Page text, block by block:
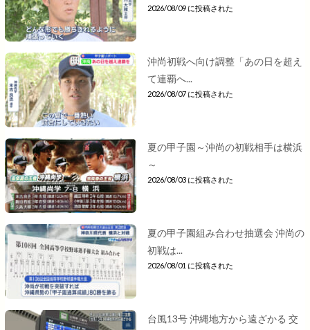
2026/08/09 に投稿された
沖尚初戦へ向け調整「あの日を超え
て連覇へ...
2026/08/07 に投稿された
夏の甲子園～沖尚の初戦相手は横浜
～
2026/08/03 に投稿された
夏の甲子園組み合わせ抽選会 沖尚の
初戦は...
2026/08/01 に投稿された
台風13号 沖縄地方から遠ざかる 交